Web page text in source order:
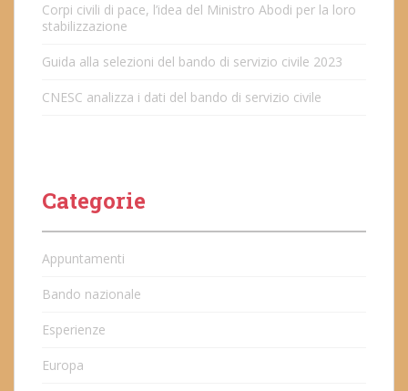
Corpi civili di pace, l’idea del Ministro Abodi per la loro
stabilizzazione
Guida alla selezioni del bando di servizio civile 2023
CNESC analizza i dati del bando di servizio civile
Categorie
Appuntamenti
Bando nazionale
Esperienze
Europa